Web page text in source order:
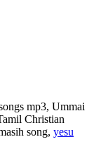
mp3, Ummai
Christian
song, yesu